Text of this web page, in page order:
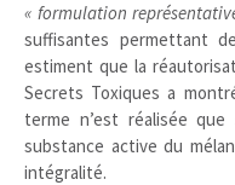
« formulation
suffisantes permettant
estiment que la
Secrets Toxiques a
terme n’est réalisée
substance active du
intégralité.